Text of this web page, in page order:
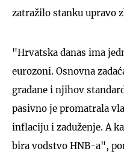
zatražilo stanku upravo
"Hrvatska danas ima
eurozoni. Osnovna
građane i njihov
pasivno je promatrala
inflaciju i zaduženje. A
bira vodstvo HNB-a",